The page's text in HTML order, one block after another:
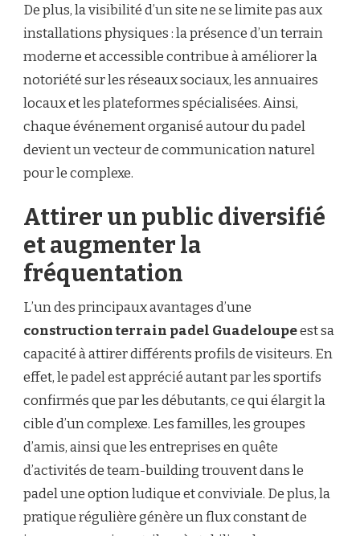
De plus, la visibilité d’un site ne se limite pas aux
installations physiques : la présence d’un terrain
moderne et accessible contribue à améliorer la
notoriété sur les réseaux sociaux, les annuaires
locaux et les plateformes spécialisées. Ainsi,
chaque événement organisé autour du padel
devient un vecteur de communication naturel
pour le complexe.
Attirer un public diversifié
et augmenter la
fréquentation
L’un des principaux avantages d’une
construction terrain padel Guadeloupeest sa
capacité à attirer différents profils de visiteurs. En
effet, le padel est apprécié autant par les sportifs
confirmés que par les débutants, ce qui élargit la
cible d’un complexe. Les familles, les groupes
d’amis, ainsi que les entreprises en quête
d’activités de team-building trouvent dans le
padel une option ludique et conviviale. De plus, la
pratique régulière génère un flux constant de